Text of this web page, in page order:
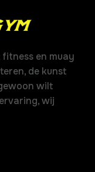
en muay
de kunst
wilt
wij